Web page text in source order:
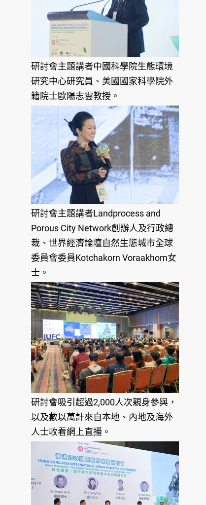
研討會主題講者中國科學院生態環境
研究中心研究員、美國國家科學院外
籍院士歐陽志雲教授。
研討會主題講者Landprocess and
Porous City Network創辦人及行政總
裁、世界經濟論壇自然生態城市全球
委員會委員Kotchakorn Voraakhom女
士。
研討會吸引超過2,000人次親身參與，
以及數以萬計來自本地、內地及海外
人士收看網上直播。